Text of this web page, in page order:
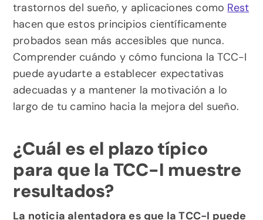
trastornos del sueño, y aplicaciones como Rest
hacen que estos principios científicamente
probados sean más accesibles que nunca.
Comprender cuándo y cómo funciona la TCC-I
puede ayudarte a establecer expectativas
adecuadas y a mantener la motivación a lo
largo de tu camino hacia la mejora del sueño.
¿Cuál es el plazo típico
para que la TCC-I muestre
resultados?
La noticia alentadora es que la TCC-I puede